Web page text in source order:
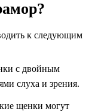
к следующим
с двойным
слуха и зрения.
щенки могут